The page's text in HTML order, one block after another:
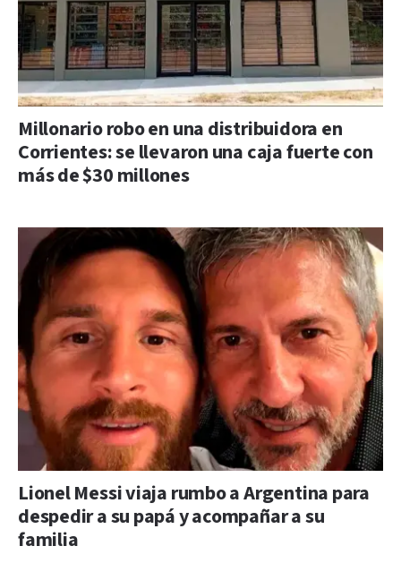
Millonario robo en una distribuidora en
Corrientes: se llevaron una caja fuerte con
más de $30 millones
Lionel Messi viaja rumbo a Argentina para
despedir a su papá y acompañar a su
familia